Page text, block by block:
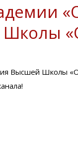
Высшей Школы